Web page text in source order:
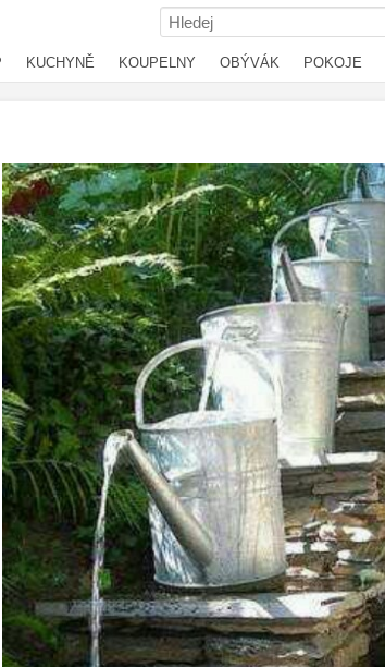
KUCHYNĚ KOUPELNY OBÝVÁK POKOJE